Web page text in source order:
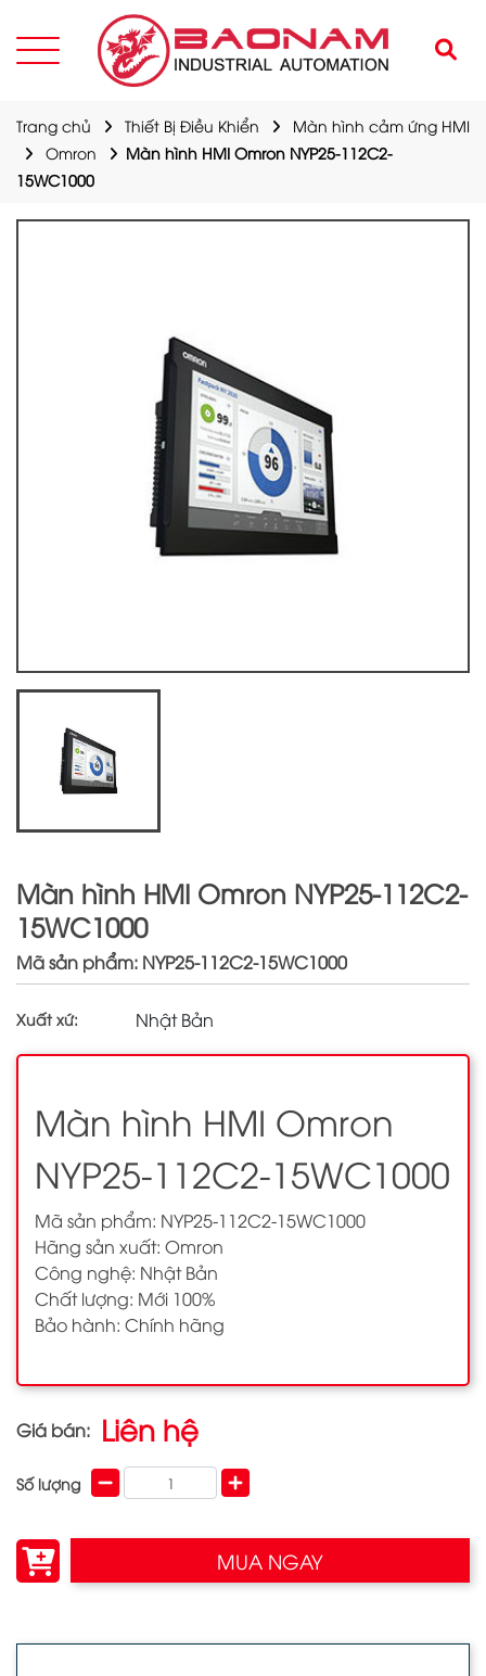
Trang chủ Thiết Bị Điều Khiển
Màn hình cảm ứng HMI
Omron
Màn hình HMI Omron NYP25-112C2-
15WC1000
Màn hình HMI Omron NYP25-112C2-
15WC1000
Mã sản phẩm: NYP25-112C2-15WC1000
Xuất xứ: Nhật Bản
Màn hình HMI Omron
NYP25-112C2-15WC1000
Mã sản phẩm: NYP25-112C2-15WC1000
Hãng sản xuất: Omron
Công nghệ: Nhật Bản
Chất lượng: Mới 100%
Bảo hành: Chính hãng
Giá bán: Liên hệ
Số lượng
MUA NGAY